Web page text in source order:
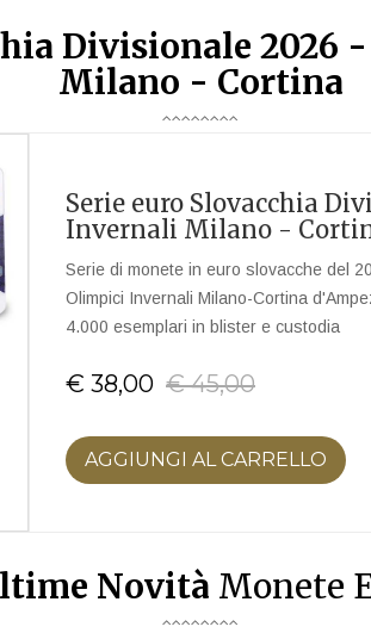
Divisionale
Milano - Cortina
Serie euro Slovacchia
Invernali Milano -
Serie di monete in euro slovacche del
Olimpici Invernali Milano-Cortina
4.000 esemplari in blister e custodia
€ 38,00 € 45,00
AGGIUNGI AL CARRELLO
Novità Monete